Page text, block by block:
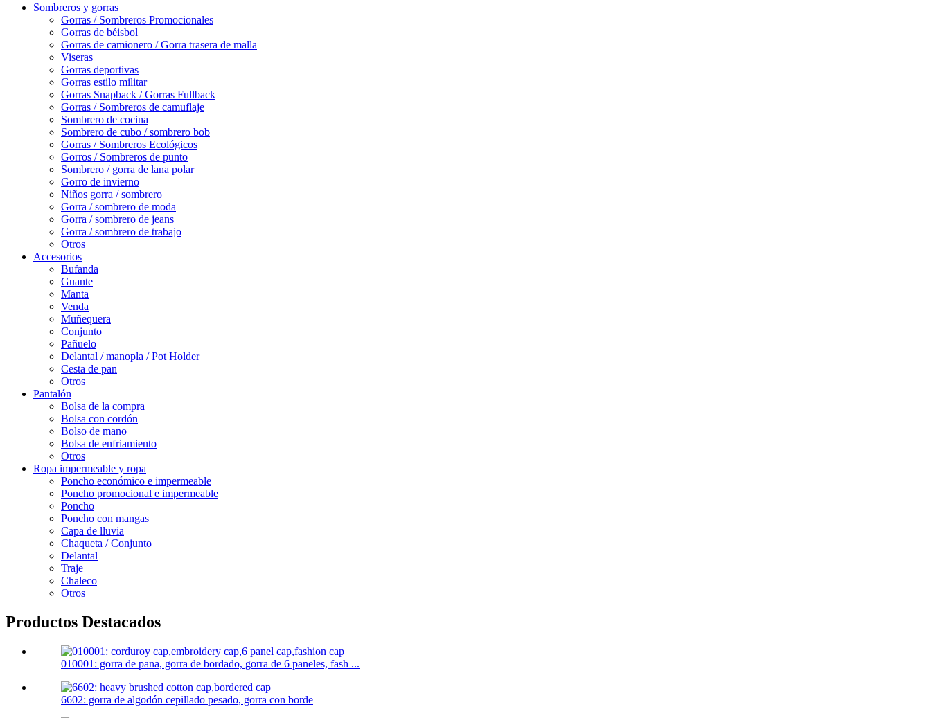
Sombreros y gorras
Gorras / Sombreros Promocionales
Gorras de béisbol
Gorras de camionero / Gorra trasera de malla
Viseras
Gorras deportivas
Gorras estilo militar
Gorras Snapback / Gorras Fullback
Gorras / Sombreros de camuflaje
Sombrero de cocina
Sombrero de cubo / sombrero bob
Gorras / Sombreros Ecológicos
Gorros / Sombreros de punto
Sombrero / gorra de lana polar
Gorro de invierno
Niños gorra / sombrero
Gorra / sombrero de moda
Gorra / sombrero de jeans
Gorra / sombrero de trabajo
Otros
Accesorios
Bufanda
Guante
Manta
Venda
Muñequera
Conjunto
Pañuelo
Delantal / manopla / Pot Holder
Cesta de pan
Otros
Pantalón
Bolsa de la compra
Bolsa con cordón
Bolso de mano
Bolsa de enfriamiento
Otros
Ropa impermeable y ropa
Poncho económico e impermeable
Poncho promocional e impermeable
Poncho
Poncho con mangas
Capa de lluvia
Chaqueta / Conjunto
Delantal
Traje
Chaleco
Otros
Productos Destacados
010001: gorra de pana, gorra de bordado, gorra de 6 paneles, fash ...
6602: gorra de algodón cepillado pesado, gorra con borde